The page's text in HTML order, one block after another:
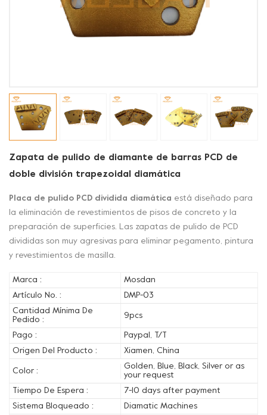
Zapata de pulido de diamante de barras PCD de
doble división trapezoidal diamática
Placa de pulido PCD dividida diamática está diseñado para
la eliminación de revestimientos de pisos de concreto y la
preparación de superficies. Las zapatas de pulido de PCD
divididas son muy agresivas para eliminar pegamento, pintura
y revestimientos de masilla.
Marca :
Mosdan
Artículo No. :
DMP-03
Cantidad Mínima De
Pedido :
9pcs
Pago :
Paypal, T/T
Origen Del Producto :
Xiamen, China
Color :
Golden, Blue, Black, Silver or as
your request
Tiempo De Espera :
7-10 days after payment
Sistema Bloqueado :
Diamatic Machines